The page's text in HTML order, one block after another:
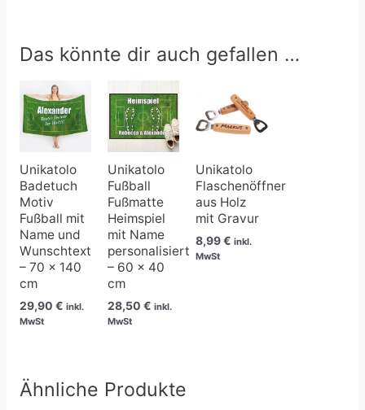
Das könnte dir auch gefallen …
Unikatolo
Badetuch
Motiv
Fußball mit
Name und
Wunschtext
– 70 x 140
cm
29,90 € inkl.
MwSt
Unikatolo
Fußball
Fußmatte
Heimspiel
mit Name
personalisiert
– 60 x 40
cm
28,50€ inkl.
MwSt
Unikatolo
Flaschenöffner
aus Holz
mit Gravur
8,99€ inkl.
MwSt
Ähnliche Produkte